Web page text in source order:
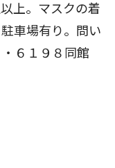
上。マスクの着
車場有り。問い
６１９８同館